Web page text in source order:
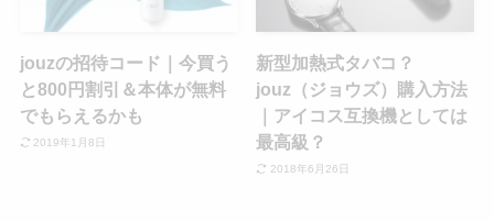
jouzの招待コード｜今買う
と800円割引＆本体が無料
でもらえるかも
2019年1月8日
新型加熱式タバコ？
jouz（ジョウズ）購入方法
｜アイコス互換機としては
最高級？
2018年6月26日